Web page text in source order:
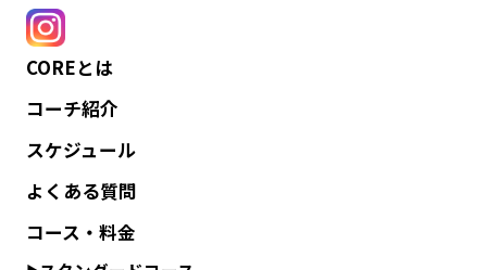
COREとは
コーチ紹介
スケジュール
よくある質問
コース・料金